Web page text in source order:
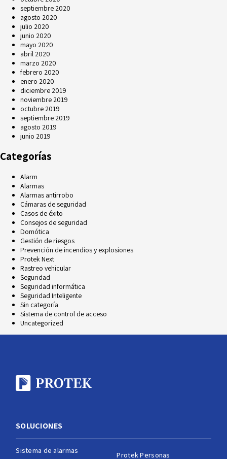
septiembre 2020
agosto 2020
julio 2020
junio 2020
mayo 2020
abril 2020
marzo 2020
febrero 2020
enero 2020
diciembre 2019
noviembre 2019
octubre 2019
septiembre 2019
agosto 2019
junio 2019
Categorías
Alarm
Alarmas
Alarmas antirrobo
Cámaras de seguridad
Casos de éxito
Consejos de seguridad
Domótica
Gestión de riesgos
Prevención de incendios y explosiones
Protek Next
Rastreo vehicular
Seguridad
Seguridad informática
Seguridad Inteligente
Sin categoría
Sistema de control de acceso
Uncategorized
SOLUCIONES
Sistema de alarmas
Protek Personas